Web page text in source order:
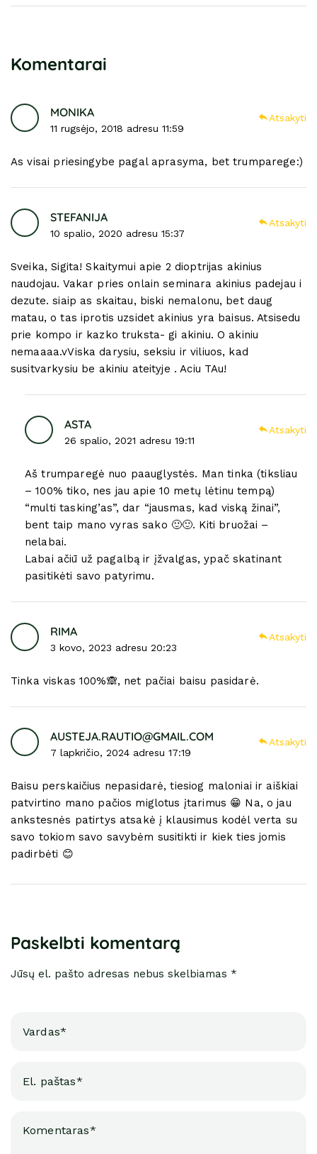
Komentarai
MONIKA
11 rugsėjo, 2018 adresu 11:59
Atsakyti
As visai priesingybe pagal aprasyma, bet trumparege:)
STEFANIJA
10 spalio, 2020 adresu 15:37
Atsakyti
Sveika, Sigita! Skaitymui apie 2 dioptrijas akinius
naudojau. Vakar pries onlain seminara akinius padejau i
dezute. siaip as skaitau, biski nemalonu, bet daug
matau, o tas iprotis uzsidet akinius yra baisus. Atsisedu
prie kompo ir kazko truksta- gi akiniu. O akiniu
nemaaaa.vViska darysiu, seksiu ir viliuos, kad
susitvarkysiu be akiniu ateityje . Aciu TAu!
ASTA
26 spalio, 2021 adresu 19:11
Atsakyti
Aš trumparegė nuo paauglystės. Man tinka (tiksliau
– 100% tiko, nes jau apie 10 metų lėtinu tempą)
“multi tasking’as”, dar “jausmas, kad viską žinai”,
bent taip mano vyras sako 🙂🙂. Kiti bruožai –
nelabai.
Labai ačiū už pagalbą ir įžvalgas, ypač skatinant
pasitikėti savo patyrimu.
RIMA
3 kovo, 2023 adresu 20:23
Atsakyti
Tinka viskas 100%🙈, net pačiai baisu pasidarė.
AUSTEJA.RAUTIO@GMAIL.COM
7 lapkričio, 2024 adresu 17:19
Atsakyti
Baisu perskaičius nepasidarė, tiesiog maloniai ir aiškiai
patvirtino mano pačios miglotus įtarimus 😁 Na, o jau
ankstesnės patirtys atsakė į klausimus kodėl verta su
savo tokiom savo savybėm susitikti ir kiek ties jomis
padirbėti 😊
Paskelbti komentarą
Jūsų el. pašto adresas nebus skelbiamas *